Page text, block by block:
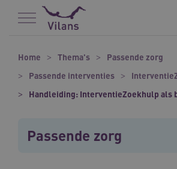
Naar hoofdinhoud
Naar footer
Home Thema's
Passende zorg
Passende interventies
Handleiding: InterventieZoekhulp als
Passende zorg